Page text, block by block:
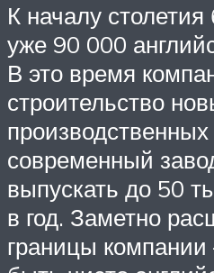
К началу
уже 90 000
В это время
строительство
современный
выпускать до 50
в год. Заметно
границы компании